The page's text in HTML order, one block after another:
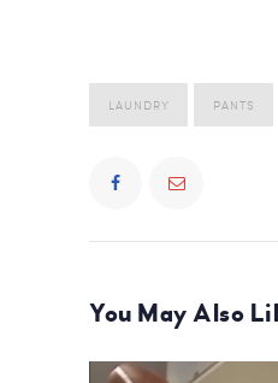
LAUNDRY PANTS
You May Also